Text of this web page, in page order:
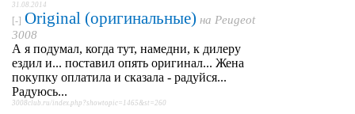
31.08.2014
[-] Original (оригинальные) на Peugeot
3008
А я подумал, когда тут, намедни, к дилеру
ездил и... поставил опять оригинал... Жена
покупку оплатила и сказала - радуйся...
Радуюсь...
3008club.ru/index.php?showtopic=1465&st=260